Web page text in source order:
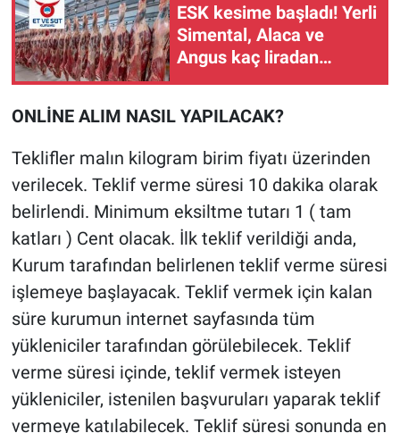
ESK kesime başladı! Yerli
Simental, Alaca ve
Angus kaç liradan
kesiliyor?
ONLİNE ALIM NASIL YAPILACAK?
Teklifler malın kilogram birim fiyatı üzerinden
verilecek. Teklif verme süresi 10 dakika olarak
belirlendi. Minimum eksiltme tutarı 1 ( tam
katları ) Cent olacak. İlk teklif verildiği anda,
Kurum tarafından belirlenen teklif verme süresi
işlemeye başlayacak. Teklif vermek için kalan
süre kurumun internet sayfasında tüm
yükleniciler tarafından görülebilecek. Teklif
verme süresi içinde, teklif vermek isteyen
yükleniciler, istenilen başvuruları yaparak teklif
vermeye katılabilecek. Teklif süresi sonunda en